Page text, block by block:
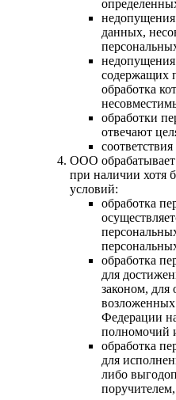
данных,
содержащих
обработка
обработки
отвечают
ООО обрабатывает
при наличии хотя
условий:
обработка
обработка
для
законом, для
возложенных
Федерации
полномочий
обработка
для
либо